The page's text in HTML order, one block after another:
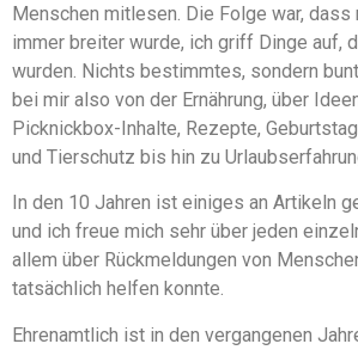
Menschen mitlesen. Die Folge war,
immer breiter wurde, ich griff Dinge auf,
wurden. Nichts bestimmtes, sondern
bei mir also von der Ernährung, über
Picknickbox-Inhalte, Rezepte,
und Tierschutz bis hin zu
In den 10 Jahren ist einiges an Artikeln
und ich freue mich sehr über jeden
allem über Rückmeldungen von
tatsächlich helfen konnte.
Ehrenamtlich ist in den vergangenen